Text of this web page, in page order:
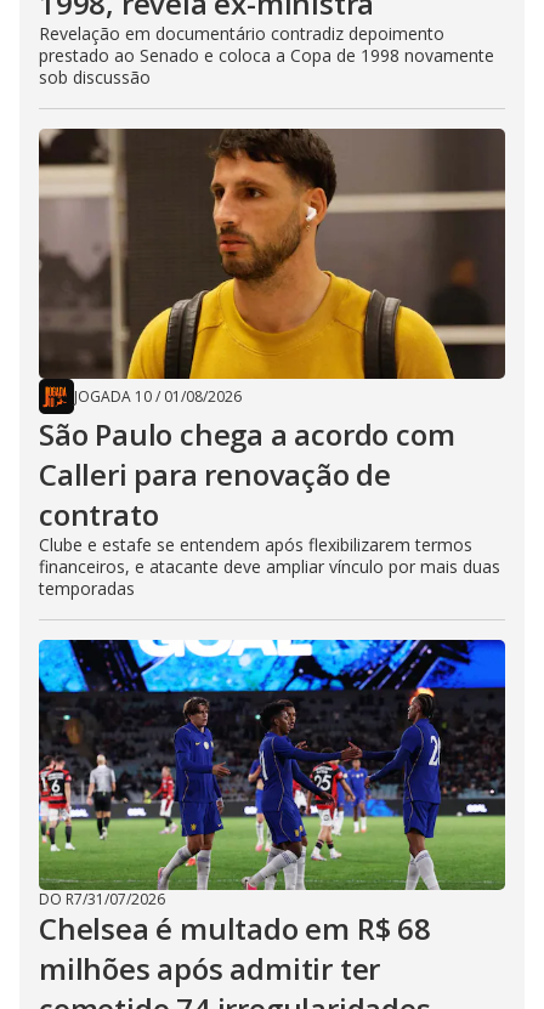
Revelação em documentário contradiz depoimento
prestado ao Senado e coloca a Copa de 1998 novamente
sob discussão
JOGADA 10/ 01/08/2026
São Paulo chega a acordo com
Calleri para renovação de
contrato
Clube e estafe se entendem após flexibilizarem termos
financeiros, e atacante deve ampliar vínculo por mais duas
temporadas
DO R7/31/07/2026
Chelsea é multado em R$ 68
milhões após admitir ter